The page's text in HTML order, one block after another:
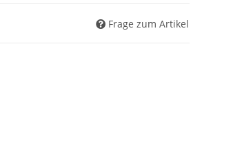
Frage zum Artikel